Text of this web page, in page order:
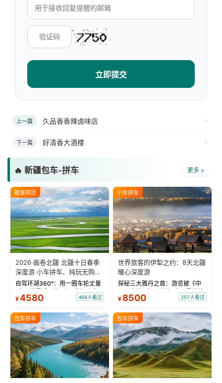
立即提交
上一篇 久品香香辣卤味店
下一篇 好清香大酒楼
🔥 新疆包车-拼车 更多 >
散客拼团
2026·画卷北疆 北疆十日春季
深度游 小车拼车、纯玩无购
物！
自驾环湖360°：用一圈车轮丈量
“大西洋最后一滴眼泪”的极致蔚
蓝。 赛湖旅拍：甄选多款风格服
绝美瞬间。 赛湖坦克300跟车视
频：专业摄影师...
¥4580 468人看过
小车拼车
世界旅客的伊犁之约：8天北疆
暖心深度游
探秘三大雅丹之首：游览被《中
国国家地理》评选为“中国最美的
三大雅丹”第一名的克拉玛依魔鬼
瓦人最大村落——禾木村，欣赏
晨雾与小木...
¥ 8500 257人看过
包车拼车 包车拼车